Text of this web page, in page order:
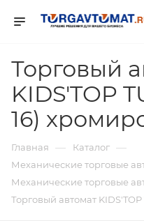
Торговый
KIDS'TOP
16)
Главная — Каталог —
Механические торговые
Механические торговые
Торговый автомат